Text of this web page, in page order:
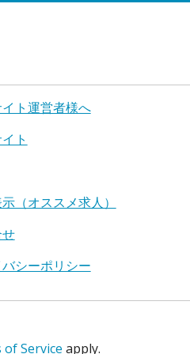
ト運営者様へ
ト
（オススメ求人）
シーポリシー
of Service apply.